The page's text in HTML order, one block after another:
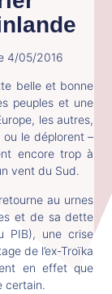
4/05/2016
belle et bonne
peuples et une
les autres,
ou le déplorent –
encore trop à
vent du Sud.
au urnes
et de sa dette
PIB), une crise
de l’ex-Troïka
en effet que
certain.